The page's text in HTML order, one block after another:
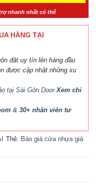
nhanh nhất có thể
HÀNG TẠI
đặt uy tín lên hàng đầu
được cập nhật những xu
tại Sài Gòn DoorXem chi
& 30+ nhân viên tư
Thẻ: Báo giá cửa nhựa giá
HCM,Cửa nhựa đúc Đài